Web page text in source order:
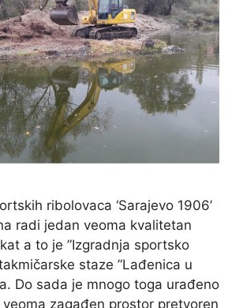
ribolovaca ‘Sarajevo 1906’
radi jedan veoma kvalitetan
a to je ”Izgradnja sportsko
staze ”Lađenica u
Do sada je mnogo toga urađeno
zagađen prostor pretvoren